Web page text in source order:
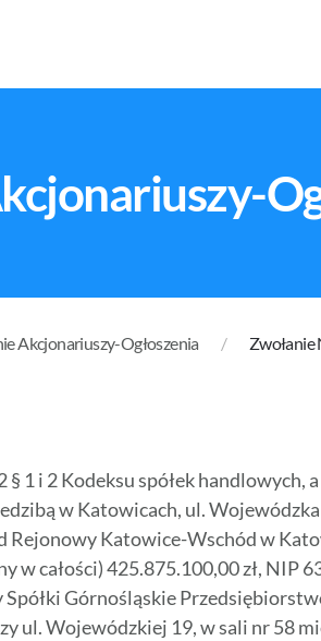
Akcjonariuszy-Ogłoszenia Zwołanie
1 i 2 Kodeksu spółek
w Katowicach, ul.
Rejonowy Katowice-Wschód w
w całości) 425.875.100,00 zł,
Górnośląskie
ul. Wojewódzkiej 19, w sali nr 58